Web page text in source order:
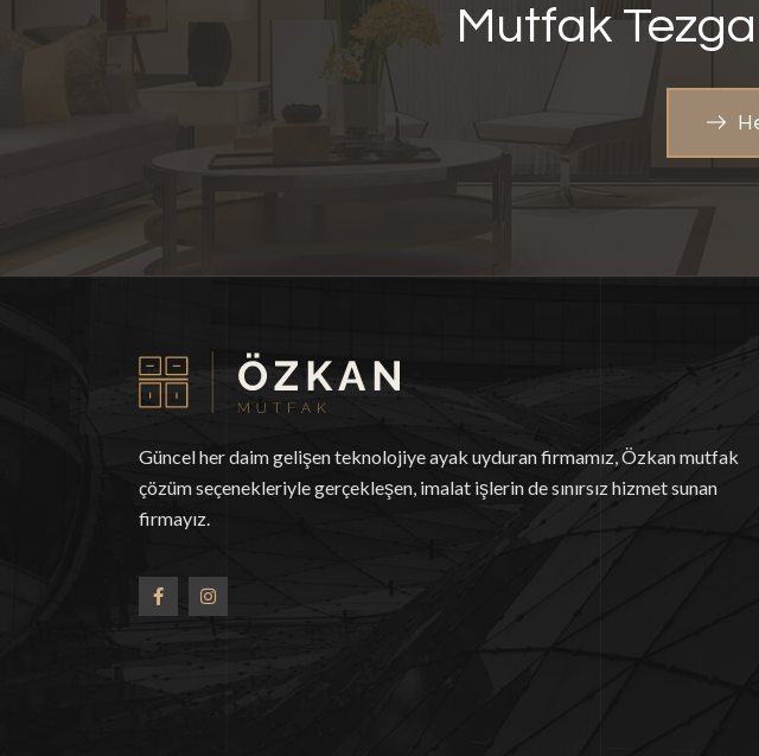
Mutfak
Güncel her daim gelişen teknolojiye ayak uyduran firmamız, Özkan mutfak
çözüm seçenekleriyle gerçekleşen, imalat işlerin de sınırsız hizmet sunan
firmayız.